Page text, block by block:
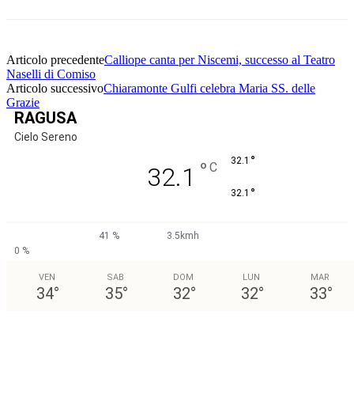
Articolo precedenteCalliope canta per Niscemi, successo al Teatro
Naselli di Comiso
Articolo successivoChiaramonte Gulfi celebra Maria SS. delle
Grazie
RAGUSA
Cielo Sereno
32.1 ° C 32.1 °
32.1 °
41 %
3.5kmh
0 %
VEN
34°
SAB
35°
DOM
32°
LUN
32°
MAR
33°